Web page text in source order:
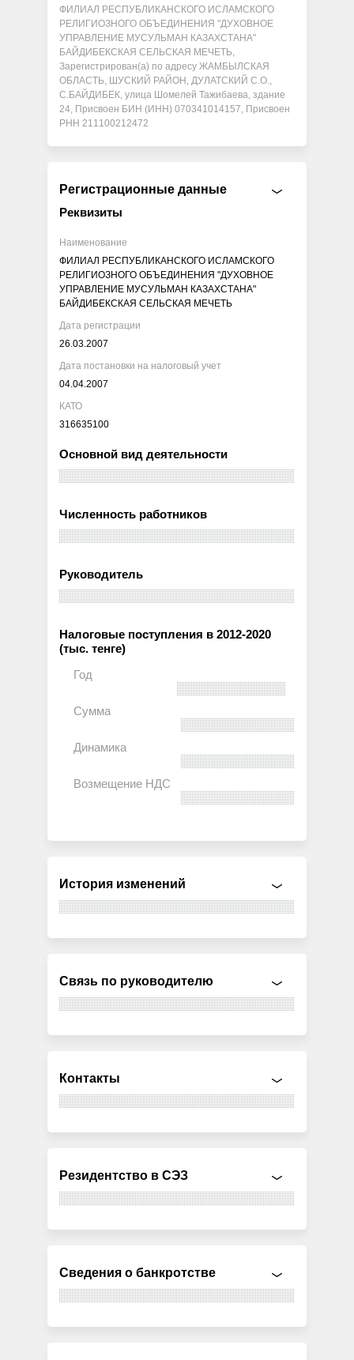
ФИЛИАЛ РЕСПУБЛИКАНСКОГО ИСЛАМСКОГО
РЕЛИГИОЗНОГО ОБЪЕДИНЕНИЯ "ДУХОВНОЕ
УПРАВЛЕНИЕ МУСУЛЬМАН КАЗАХСТАНА"
БАЙДИБЕКСКАЯ СЕЛЬСКАЯ МЕЧЕТЬ,
Зарегистрирован(а) по адресу ЖАМБЫЛСКАЯ
ОБЛАСТЬ, ШУСКИЙ РАЙОН, ДУЛАТСКИЙ С.О.,
С.БАЙДИБЕК, улица Шомелей Тажибаева, здание
24, Присвоен БИН (ИНН) 070341014157, Присвоен
РНН 211100212472
Регистрационные данные
Реквизиты
Наименование
ФИЛИАЛ РЕСПУБЛИКАНСКОГО ИСЛАМСКОГО
РЕЛИГИОЗНОГО ОБЪЕДИНЕНИЯ "ДУХОВНОЕ
УПРАВЛЕНИЕ МУСУЛЬМАН КАЗАХСТАНА"
БАЙДИБЕКСКАЯ СЕЛЬСКАЯ МЕЧЕТЬ
Дата регистрации
26.03.2007
Дата постановки на налоговый учет
04.04.2007
КАТО
316635100
Основной вид деятельности
Численность работников
Руководитель
Налоговые поступления в 2012-2020
(тыс. тенге)
История изменений
Связь по руководителю
Контакты
Резидентство в СЭЗ
Сведения о банкротстве